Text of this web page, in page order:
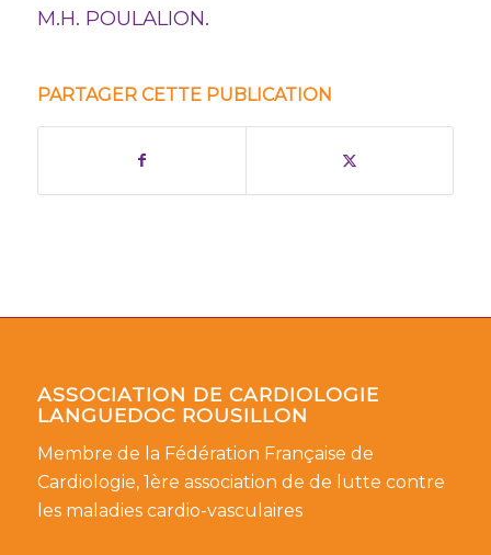
M.H. POULALION.
PARTAGER CETTE PUBLICATION
ASSOCIATION DE CARDIOLOGIE
LANGUEDOC ROUSILLON
Membre de la Fédération Française de
Cardiologie, 1ère association de de lutte contre
les maladies cardio-vasculaires